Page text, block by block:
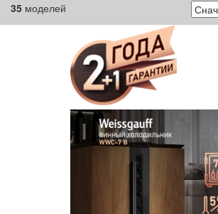
35 моделей